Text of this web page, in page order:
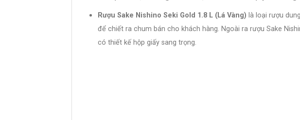
Rượu Sake Nishino Seki Gold 1.8 L (Lá Vàng) là loại rượu
để chiết ra chum bán cho khách hàng. Ngoài ra rượu Sake
có thiết kế hộp giấy sang trọng.